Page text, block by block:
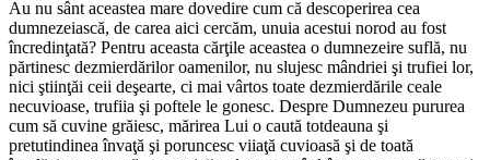
Au nu sânt aceastea mare dovedire cum că descoperirea cea
dumnezeiască, de carea aici cercăm, unuia acestui norod au fost
încredinţată? Pentru aceasta cărţile aceastea o dumnezeire suflă, nu
părtinesc dezmierdărilor oamenilor, nu slujesc mândriei şi trufiei lor,
nici ştiinţăi ceii deşearte, ci mai vârtos toate dezmierdările ceale
necuvioase, trufiia şi poftele le gonesc. Despre Dumnezeu pururea
cum să cuvine grăiesc, mărirea Lui o caută totdeauna şi
pretutindinea învaţă şi poruncesc viiaţă cuvioasă şi de toată